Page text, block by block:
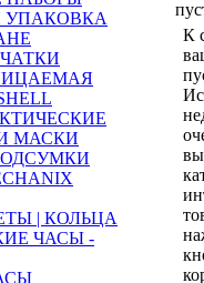
УПАКОВКА
МАСКИ
| КОЛЬЦА
ЧАСЫ -
К